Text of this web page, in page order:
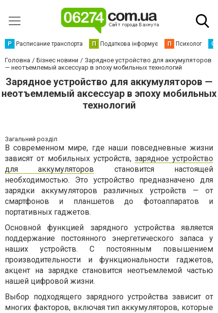
Р Расписание транспорта П Податкова інформує П Психолог С
Головна Бізнес новини
Зарядное устройство для аккумуляторов
— неотъемлемый аксессуар в эпоху мобильных технологий
Зарядное устройство для аккумуляторов —
неотъемлемый аксессуар в эпоху мобильных
технологий
Загальний розділ
В современном мире, где наши повседневные жизни
зависят от мобильных устройств, зарядное устройство
для аккумуляторов становится настоящей
необходимостью. Это устройство предназначено для
зарядки аккумуляторов различных устройств — от
смартфонов и планшетов до фотоаппаратов и
портативных гаджетов.
Основной функцией зарядного устройства является
поддержание постоянного энергетического запаса у
наших устройств. С постоянным повышением
производительности и функциональности гаджетов,
акцент на зарядке становится неотъемлемой частью
нашей цифровой жизни.
Выбор подходящего зарядного устройства зависит от
многих факторов, включая тип аккумуляторов, которые